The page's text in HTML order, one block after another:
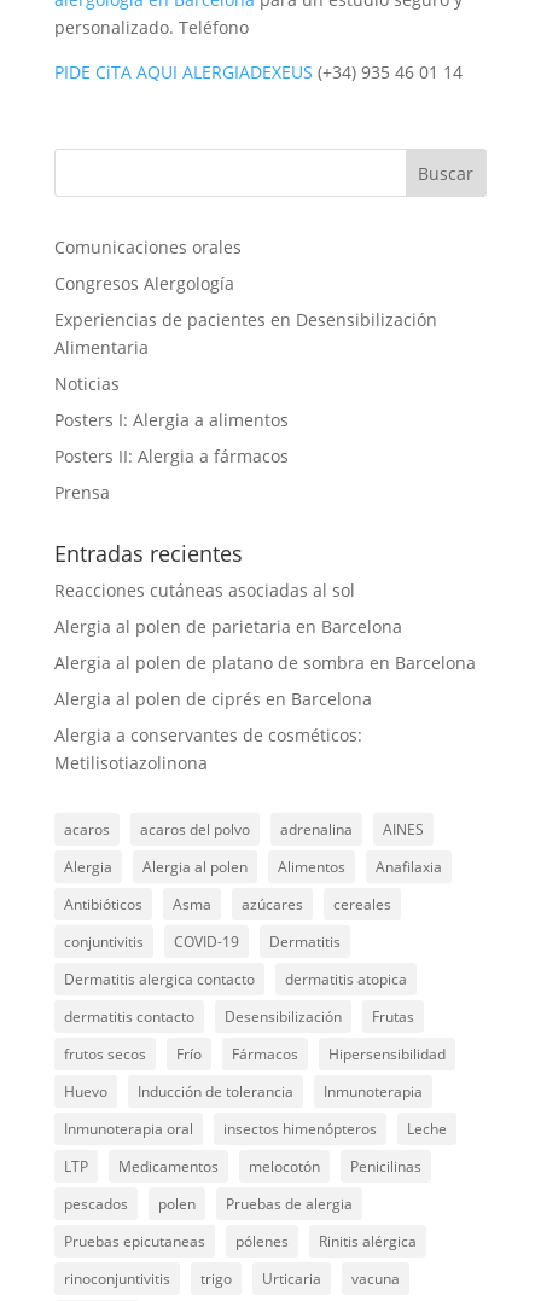
personalizado. Teléfono
PIDE CiTA AQUI ALERGIADEXEUS (+34) 935 46 01 14
Comunicaciones orales
Congresos Alergología
Experiencias de pacientes en Desensibilización
Alimentaria
Noticias
Posters I: Alergia a alimentos
Posters II: Alergia a fármacos
Prensa
Entradas recientes
Reacciones cutáneas asociadas al sol
Alergia al polen de parietaria en Barcelona
Alergia al polen de platano de sombra en Barcelona
Alergia al polen de ciprés en Barcelona
Alergia a conservantes de cosméticos:
Metilisotiazolinona
acaros acaros del polvo adrenalina
AINES
Alergia
Alergia al polen Alimentos
Anafilaxia
Antibióticos
Asma azúcares
cereales
conjuntivitis
COVID-19
Dermatitis
Dermatitis alergica contacto
dermatitis atopica
dermatitis contacto
Desensibilización
Frutas
frutos secos
Frío Fármacos
Hipersensibilidad
Huevo
Inducción de tolerancia
Inmunoterapia
Inmunoterapia oral
insectos himenópteros
Leche
LTP
Medicamentos melocotón
Penicilinas
pescados
polen
Pruebas de alergia
Pruebas epicutaneas
pólenes
Rinitis alérgica
rinoconjuntivitis
trigo Urticaria
vacuna